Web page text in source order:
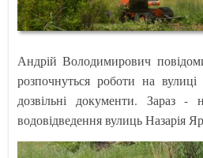
Андрій Володимирович
розпочнуться роботи на
дозвільні документи. Зараз -
водовідведення вулиць Назарія